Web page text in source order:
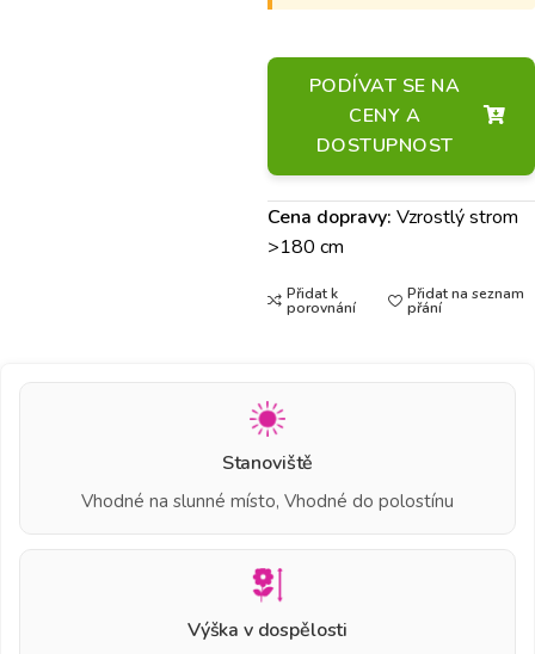
PODÍVAT SE NA
CENY A
DOSTUPNOST
Cena dopravy: Vzrostlý strom
>180 cm
Přidat k
porovnání
Přidat na seznam
přání
Stanoviště
Vhodné na slunné místo, Vhodné do polostínu
Výška v dospělosti